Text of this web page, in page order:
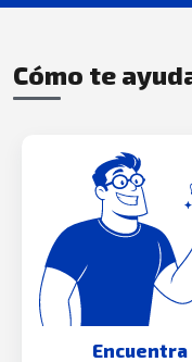
Cómo te